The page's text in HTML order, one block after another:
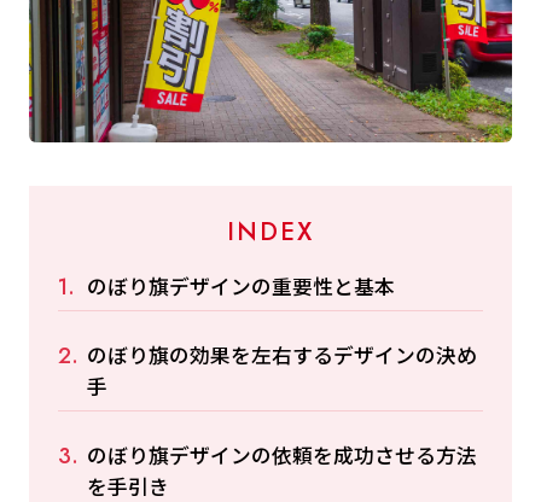
INDEX
のぼり旗デザインの重要性と基本
のぼり旗の効果を左右するデザインの決め
手
のぼり旗デザインの依頼を成功させる方法
を手引き